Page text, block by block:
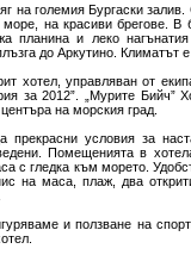
на големия Бургаски
на красиви брегове.
планина и леко
до Аркутино. Климатът
хотел, управляван от
за 2012”. „Мурите Бийч”
на морския град.
прекрасни условия за
Помещенията в
с гледка към морето.
на маса, плаж, два
и ползване на